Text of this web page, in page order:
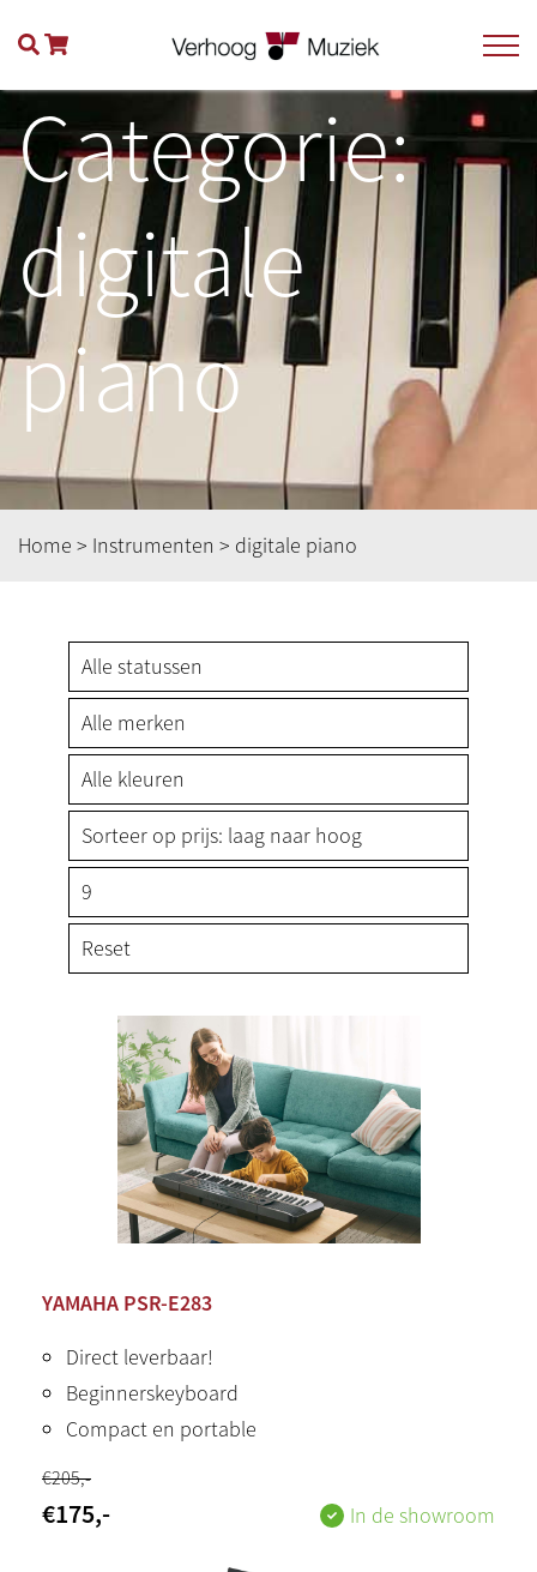
Categorie:
digitale
piano
Home > Instrumenten > digitale piano
YAMAHA PSR-E283
Direct leverbaar!
Beginnerskeyboard
Compact en portable
€205,-
€175,- In de showroom
Reset